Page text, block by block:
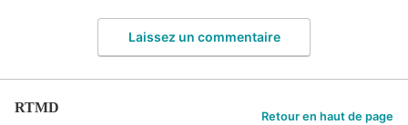
Laissez un commentaire
RTMD
Retour en haut de page